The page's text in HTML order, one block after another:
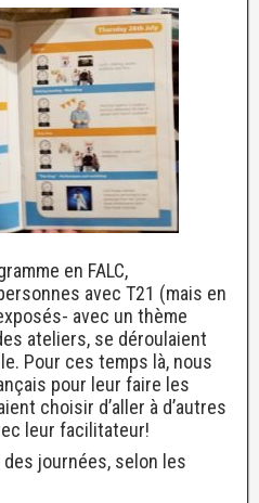
en FALC,
avec T21 (mais en
avec un thème
ateliers, se déroulaient
Pour ces temps là, nous
pour leur faire les
choisir d’aller à d’autres
leur facilitateur!
journées, selon les